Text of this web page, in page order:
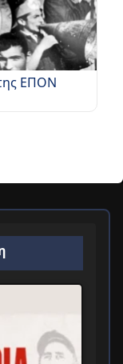
ΕΠΟΝ